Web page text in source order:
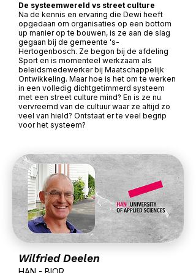
De systeemwereld vs street culture
Na de kennis en ervaring die Dewi heeft
opgedaan om organisaties op een bottom
up manier op te bouwen, is ze aan de slag
gegaan bij de gemeente 's-
Hertogenbosch. Ze begon bij de afdeling
Sport en is momenteel werkzaam als
beleidsmedewerker bij Maatschappelijk
Ontwikkeling. Maar hoe is het om te werken
in een volledig dichtgetimmerd systeem
met een street culture mind? En is ze nu
vervreemd van de cultuur waar ze altijd zo
veel van hield? Ontstaat er te veel begrip
voor het systeem?
Wilfried Deelen